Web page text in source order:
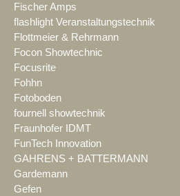
Fischer Amps
flashlight Veranstaltungstechnik
Flottmeier & Rehrmann
Focon Showtechnic
Focusrite
Fohhn
Fotoboden
fournell showtechnik
Fraunhofer IDMT
FunTech Innovation
GAHRENS + BATTERMANN
Gardemann
Gefen